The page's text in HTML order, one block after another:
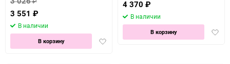
3 551 ₽
В наличии
Добавить
В корзину
4 370 ₽
В наличии
В корзину